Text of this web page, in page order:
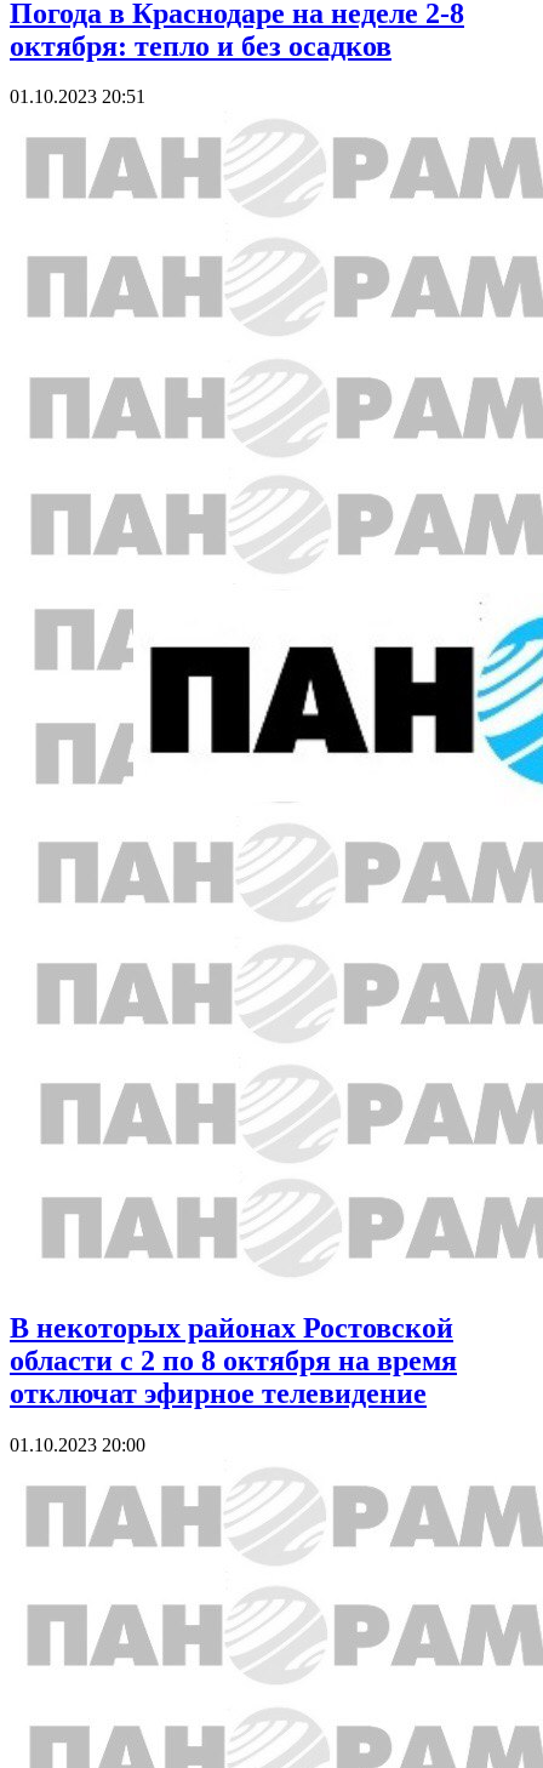
Погода в Краснодаре на неделе 2-8
октября: тепло и без осадков
01.10.2023 20:51
В некоторых районах Ростовской
области с 2 по 8 октября на время
отключат эфирное телевидение
01.10.2023 20:00